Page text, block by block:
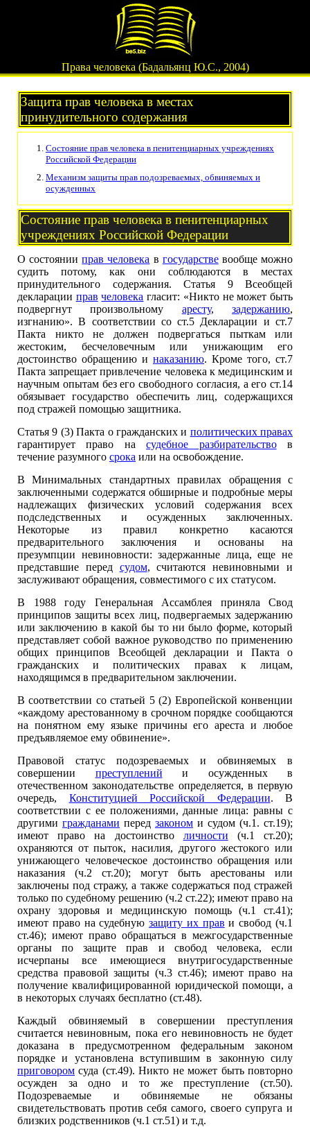
Права человека (Бадальянц Ю.С., 2004)
Защита прав человека в местах
принудительного содержания
Состояние прав человека в пенитенциарных учреждениях
Российской Федерации
Механизм защиты прав подозреваемых, обвиняемых и
осужденных
Состояние прав человека в пенитенциарных
учреждениях Российской Федерации
О состоянииправ человека в государствевообще можно
судить потому, как они соблюдаются в местах
принудительного содержания. Статья 9 Всеобщей
декларации прав человека гласит: «Никто не может быть
подвергнут произвольному аресту,задержанию,
изгнанию». В соответствии со ст.5 Декларации и ст.7
Пакта никто не должен подвергаться пыткам или
жестоким, бесчеловечным или унижающим его
достоинство обращению и наказанию. Кроме того, ст.7
Пакта запрещает привлечение человека к медицинским и
научным опытам без его свободного согласия, а его ст.14
обязывает государство обеспечить лиц, содержащихся
под стражей помощью защитника.
Статья 9 (3) Пакта о гражданских и политических правах
гарантирует право насудебное разбирательствов
течение разумного срока или на освобождение.
В Минимальных стандартных правилах обращения с
заключенными содержатся обширные и подробные меры
надлежащих физических условий содержания всех
подследственных и осужденных заключенных.
Некоторые из правил конкретно касаются
предварительного заключения и основаны на
презумпции невиновности: задержанные лица, еще не
представшие перед судом, считаются невиновными и
заслуживают обращения, совместимого с их статусом.
В 1988 году Генеральная Ассамблея приняла Свод
принципов защиты всех лиц, подвергаемых задержанию
или заключению в какой бы то ни было форме, который
представляет собой важное руководство по применению
общих принципов Всеобщей декларации и Пакта о
гражданских и политических правах к лицам,
находящимся в предварительном заключении.
В соответствии со статьей 5 (2) Европейской конвенции
«каждому арестованному в срочном порядке сообщаются
на понятном ему языке причины его ареста и любое
предъявляемое ему обвинение».
Правовой статус подозреваемых и обвиняемых в
совершении преступлений и осужденных в
отечественном законодательстве определяется, в первую
очередь, Конституцией Российской Федерации. В
соответствии с ее положениями, данные лица: равны с
другими гражданами перед законом и судом (ч.1. ст.19);
имеют право на достоинство личности (ч.1 ст.20);
охраняются от пыток, насилия, другого жестокого или
унижающего человеческое достоинство обращения или
наказания (ч.2 ст.20); могут быть арестованы или
заключены под стражу, а также содержаться под стражей
только по судебному решению (ч.2 ст.22); имеют право на
охрану здоровья и медицинскую помощь (ч.1 ст.41);
имеют право на судебнуюзащиту их прав и свобод (ч.1
ст.46); имеют право обращаться в межгосударственные
органы по защите прав и свобод человека, если
исчерпаны все имеющиеся внутригосударственные
средства правовой защиты (ч.3 ст.46); имеют право на
получение квалифицированной юридической помощи, а
в некоторых случаях бесплатно (ст.48).
Каждый обвиняемый в совершении преступления
считается невиновным, пока его невиновность не будет
доказана в предусмотренном федеральным законом
порядке и установлена вступившим в законную силу
приговором суда (ст.49). Никто не может быть повторно
осужден за одно и то же преступление (ст.50).
Подозреваемые и обвиняемые не обязаны
свидетельствовать против себя самого, своего супруга и
близких родственников (ч.1 ст.51) и т.д.